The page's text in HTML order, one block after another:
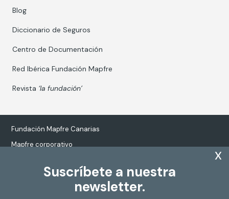
Suscríbete a nuestra
newsletter.
x
Blog
Diccionario de Seguros
Centro de Documentación
Red Ibérica Fundación Mapfre
Revista ‘la fundación’
Fundación Mapfre Canarias
Mapfre corporativo
Tratamiento de datos personales